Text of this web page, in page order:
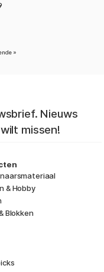
»
Nieuws
missen!
& Hobby
Blokken